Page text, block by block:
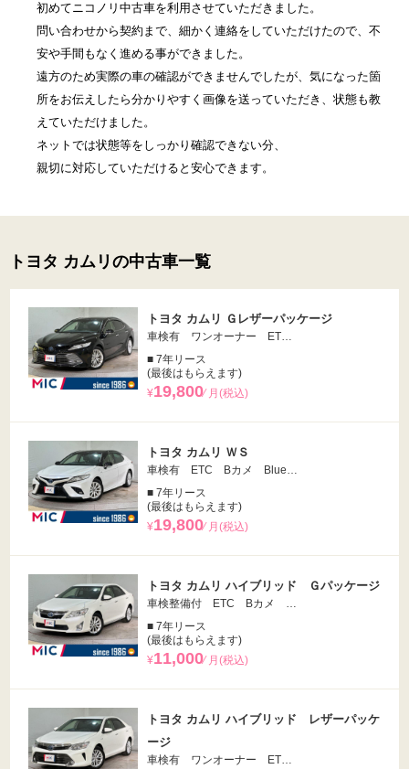
初めてニコノリ中古車を利用させていただきました。
問い合わせから契約まで、細かく連絡をしていただけたので、不
安や手間もなく進める事ができました。
遠方のため実際の車の確認ができませんでしたが、気になった箇
所をお伝えしたら分かりやすく画像を送っていただき、状態も教
えていただけました。
ネットでは状態等をしっかり確認できない分、
親切に対応していただけると安心できます。
トヨタ カムリの中古車一覧
トヨタ カムリ Ｇレザーパッケージ
車検有 ワンオーナー ET…
■ 7年リース
(最後はもらえます)
¥19,800⁄ 月(税込)
トヨタ カムリ ＷＳ
車検有 ETC Bカメ Blue…
■ 7年リース
(最後はもらえます)
¥19,800⁄ 月(税込)
トヨタ カムリ ハイブリッド Ｇパッケージ
車検整備付 ETC Bカメ …
■ 7年リース
(最後はもらえます)
¥11,000⁄ 月(税込)
トヨタ カムリ ハイブリッド レザーパッケ
ージ
車検有 ワンオーナー ET…